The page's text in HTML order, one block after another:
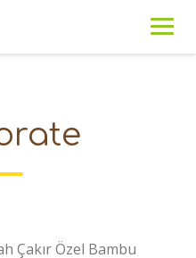
Çakır Özel Bambu